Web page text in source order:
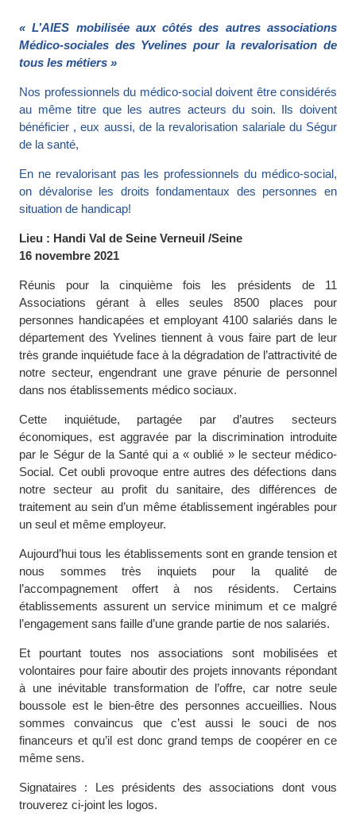
« L’AIES mobilisée aux côtés des autres associations
Médico-sociales des Yvelines pour la revalorisation de
tous les métiers »
Nos professionnels du médico-social doivent être considérés
au même titre que les autres acteurs du soin. Ils doivent
bénéficier , eux aussi, de la revalorisation salariale du Ségur
de la santé,
En ne revalorisant pas les professionnels du médico-social,
on dévalorise les droits fondamentaux des personnes en
situation de handicap!
Lieu : Handi Val de Seine Verneuil /Seine
16 novembre 2021
Réunis pour la cinquième fois les présidents de 11
Associations gérant à elles seules 8500 places pour
personnes handicapées et employant 4100 salariés dans le
département des Yvelines tiennent à vous faire part de leur
très grande inquiétude face à la dégradation de l’attractivité de
notre secteur, engendrant une grave pénurie de personnel
dans nos établissements médico sociaux.
Cette inquiétude, partagée par d’autres secteurs
économiques, est aggravée par la discrimination introduite
par le Ségur de la Santé qui a « oublié » le secteur médico-
Social. Cet oubli provoque entre autres des défections dans
notre secteur au profit du sanitaire, des différences de
traitement au sein d’un même établissement ingérables pour
un seul et même employeur.
Aujourd’hui tous les établissements sont en grande tension et
nous sommes très inquiets pour la qualité de
l’accompagnement offert à nos résidents. Certains
établissements assurent un service minimum et ce malgré
l’engagement sans faille d’une grande partie de nos salariés.
Et pourtant toutes nos associations sont mobilisées et
volontaires pour faire aboutir des projets innovants répondant
à une inévitable transformation de l’offre, car notre seule
boussole est le bien-être des personnes accueillies. Nous
sommes convaincus que c’est aussi le souci de nos
financeurs et qu’il est donc grand temps de coopérer en ce
même sens.
Signataires : Les présidents des associations dont vous
trouverez ci-joint les logos.